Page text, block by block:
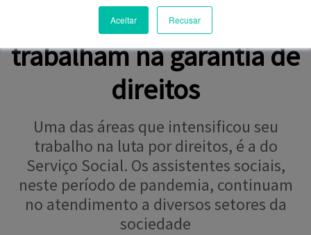
Aceitar Recusar
Assistentes sociais
trabalham na garantia de
direitos
Uma das áreas que intensificou seu
trabalho na luta por direitos, é a do
Serviço Social. Os assistentes sociais,
neste período de pandemia, continuam
no atendimento a diversos setores da
sociedade